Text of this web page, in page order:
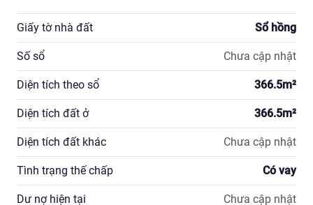
Giấy tờ nhà đất Sổ hồng
Số sổ Chưa cập nhật
Diện tích theo sổ 366.5m²
Diện tích đất ở 366.5m²
Diện tích đất khác Chưa cập nhật
Tình trạng thế chấp Có vay
Dư nợ hiện tại Chưa cập nhật